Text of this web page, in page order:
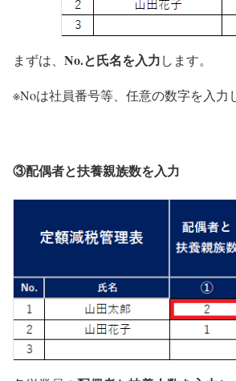
まずは、 No.と氏名を入力します。
※Noは社員番号等、任意の数字を入力
③配偶者と扶養親族数を入力